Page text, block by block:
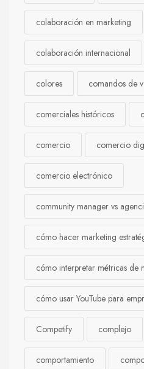
colaboración en marketing
colaboración internacional
colores comandos de
comerciales históricos
comercio comercio
comercio electrónico
community manager vs
cómo hacer marketing
cómo interpretar métricas de
cómo usar YouTube para
Competify complejo
comportamiento